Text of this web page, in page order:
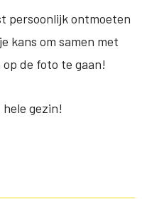
persoonlijk ontmoeten
kans om samen met
de foto te gaan!
gezin!